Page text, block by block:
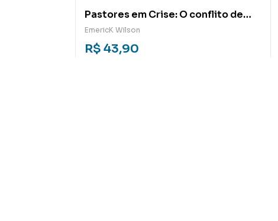
Pastores em Crise: O conflito de
identidade social do pastor
protestante
EmericK Wilson
R$ 43,90